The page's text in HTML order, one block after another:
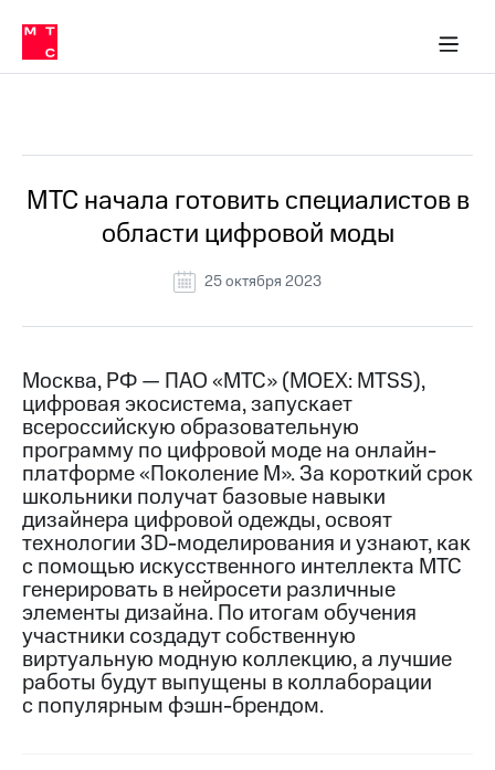
Медиа-центр
и акционерам
Устойчивое развитие
Комплаенс и деловая этика
компании
Карьера
История
компании
Руководство
Контакты
Медиа-центр
Пресс-
релизы
МТС
о технологиях
Достижения
Интервью
Финансовая
отчетность
в МТС
Пресс-
релизы
о технологиях
МТС начала готовить специалистов в
области цифровой моды
25 октября 2023
Москва, РФ — ПАО «МТС» (MOEX: MTSS),
цифровая экосистема, запускает
всероссийскую образовательную
программу по цифровой моде на онлайн-
платформе «Поколение М». За короткий срок
школьники получат базовые навыки
дизайнера цифровой одежды, освоят
технологии 3D-моделирования и узнают, как
с помощью искусственного интеллекта МТС
генерировать в нейросети различные
элементы дизайна. По итогам обучения
участники создадут собственную
виртуальную модную коллекцию, а лучшие
работы будут выпущены в коллаборации
с популярным фэшн-брендом.